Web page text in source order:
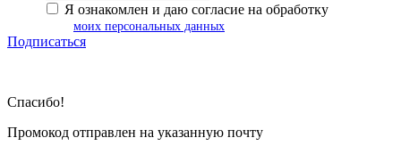
Я ознакомлен и даю согласие на обработку
моих персональных данных
Подписаться
Спасибо!
Промокод отправлен на указанную почту